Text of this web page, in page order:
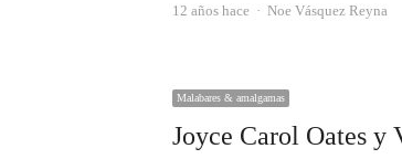
12 años hace Autor
Noe Vásquez Reyna
Malabares & amalgamas
Joyce Carol Oates y